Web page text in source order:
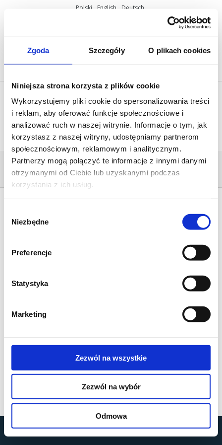
Zgoda Szczegóły O plikach cookies
Niniejsza strona korzysta z plików cookie
Wykorzystujemy pliki cookie do spersonalizowania treści
i reklam, aby oferować funkcje społecznościowe i
analizować ruch w naszej witrynie. Informacje o tym, jak
korzystasz z naszej witryny, udostępniamy partnerom
społecznościowym, reklamowym i analitycznym.
Partnerzy mogą połączyć te informacje z innymi danymi
otrzymanymi od Ciebie lub uzyskanymi podczas
korzystania z ich usług.
zgody
Niezbędne
Preferencje
Statystyka
Marketing
Zezwól na wszystkie
Zezwól na wybór
Odmowa
Polski English Deutsch
+48 61 825 81 11
info@mobilus.pl
MODUL_C-ER
Home/MOBILUS C-MR BT HK/modul_c-er
byMOBILUS MOTOR© All rights reserved